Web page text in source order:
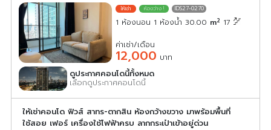
IDS27-0270
1 ห้องนอน 1 ห้องน้ำ 30.00 m2 17
ค่าเช่า/เดือน
12,000 บาท
ดูประกาศคอนโดนี้ทั้งหมด
เลือกดูประกาศคอนโดนี้
ให้เช่าคอนโด ฟิวส์ สาทร-ตากสิน ห้องกว้างขวาง มาพร้อมพื้นที่
ใช้สอย เฟอร์ เครื่องใช้ไฟฟ้าครบ ลากกระเป๋าเข้าอยู่ด่วน